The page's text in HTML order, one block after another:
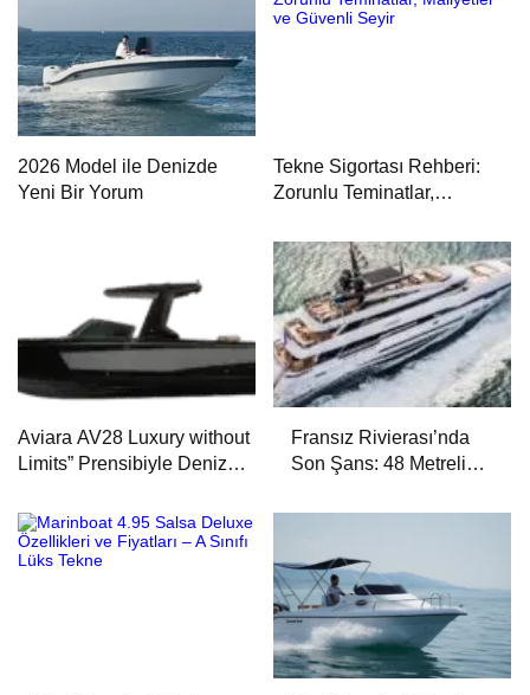
2026 Model ile Denizde
Yeni Bir Yorum
Tekne Sigortası Rehberi:
Zorunlu Teminatlar,
Aviara AV28 Luxury without
Limits” Prensibiyle Denizde
Fransız Rivierası’nda
Son Şans: 48 Metrelik
Bir Yat Tatili